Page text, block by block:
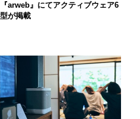
『arweb』にてアクティブウェア6
型が掲載